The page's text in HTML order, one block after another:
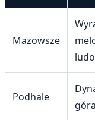
Mazowsze
Podhale